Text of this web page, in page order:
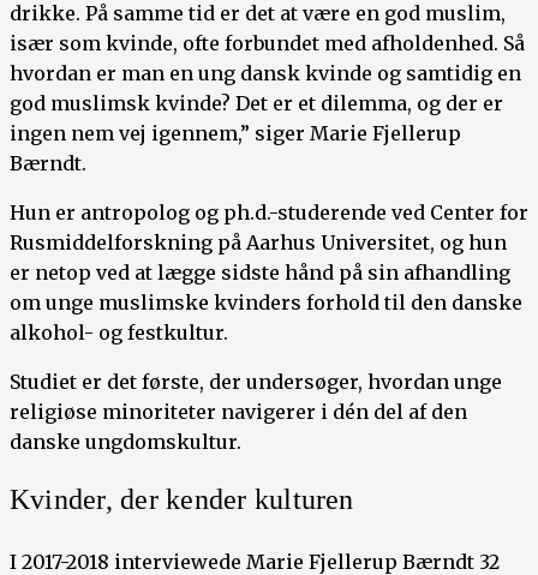
drikke. På samme tid er det at være en god muslim,
især som kvinde, ofte forbundet med afholdenhed. Så
hvordan er man en ung dansk kvinde og samtidig en
god muslimsk kvinde? Det er et dilemma, og der er
ingen nem vej igennem,” siger Marie Fjellerup
Bærndt.
Hun er antropolog og ph.d.-studerende ved Center for
Rusmiddelforskning på Aarhus Universitet, og hun
er netop ved at lægge sidste hånd på sin afhandling
om unge muslimske kvinders forhold til den danske
alkohol- og festkultur.
Studiet er det første, der undersøger, hvordan unge
religiøse minoriteter navigerer i dén del af den
danske ungdomskultur.
Kvinder, der kender kulturen
I 2017-2018 interviewede Marie Fjellerup Bærndt 32